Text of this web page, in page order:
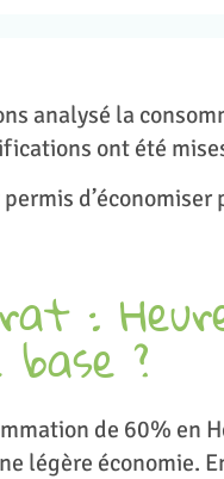
analysé la
ont été
d’économiser
:
?
de 60% en
légère économie.